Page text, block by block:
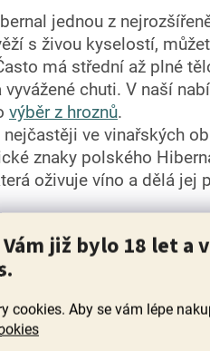
již bylo 18 let a
cookies. Aby se vám lépe
jednou z
s živou kyselostí,
má střední až plné
chuti. V naší
výběr z hroznů.
ve vinařských
znaky polského
oživuje víno a dělá jej
pro svou
tóny, které přispívají
které podtrhávají lehkost
výraznější ovocný
s plnou strukturou a
a pomáhá